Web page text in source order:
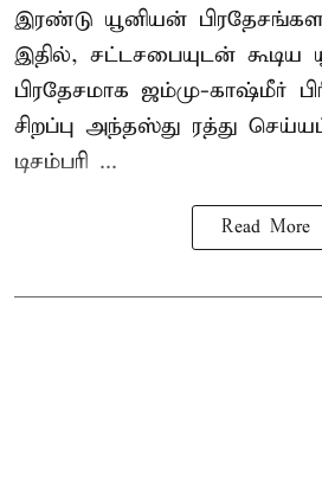
இரண்டு யூனியன்
இதில், சட்டசபையுடன் கூடிய
பிரதேசமாக ஜம்மு-காஷ்மீர்
சிறப்பு அந்தஸ்து ரத்து
டிசம்பரி ...
Read More